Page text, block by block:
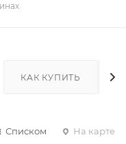
КАК КУПИТЬ
Списком На карте